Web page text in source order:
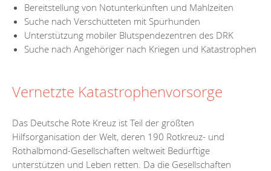
Bereitstellung von Notunterkünften und Mahlzeiten
Suche nach Verschütteten mit Spürhunden
Unterstützung mobiler Blutspendezentren des DRK
Suche nach Angehöriger nach Kriegen und Katastrophen
Vernetzte Katastrophenvorsorge
Das Deutsche Rote Kreuz ist Teil der größten
Hilfsorganisation der Welt, deren 190 Rotkreuz- und
Rothalbmond-Gesellschaften weltweit Bedürftige
unterstützen und Leben retten. Da die Gesellschaften